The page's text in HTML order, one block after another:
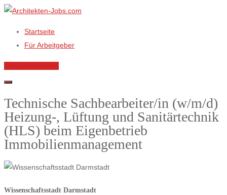
Startseite
Für Arbeitgeber
Technische Sachbearbeiter/in (w/m/d)
Heizung-, Lüftung und Sanitärtechnik
(HLS) beim Eigenbetrieb
Immobilienmanagement
Wissenschaftsstadt Darmstadt